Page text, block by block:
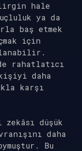
hale
ya da
baş etmek
için
rahatlatıcı
daha
karşı
düşük
daha
Bu